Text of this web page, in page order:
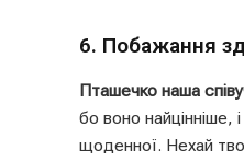
6. Побажання
Пташечко наша
бо воно найцінніше,
щоденної. Нехай